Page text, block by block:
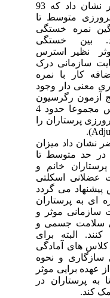
نشان داد
که 93
متوسط تا
نمره
خستگی
بین خستگی
نظیر استرس
سازمانی درک
کار با نمره
معنی دار وجود
آزمون رگرسیون
مجموعا حدود 4
پرستاران را
نشان داد میزان
حد متوسط تا
خانم و
عضلانی اسکلتی
می گردد
به پرستاران
موثر و
سلامت جسمی و
. البته برای
های آمادگی
و نحوه
برایی موثر
پرستاران در
کند.